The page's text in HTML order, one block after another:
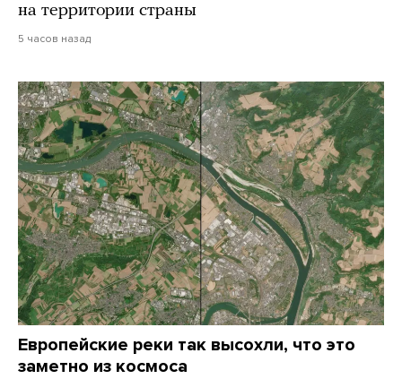
на территории страны
5 часов назад
Европейские реки так высохли, что это
заметно из космоса